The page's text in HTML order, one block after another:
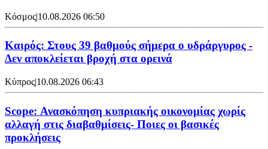
Κόσμος|10.08.2026 06:50
Καιρός: Στους 39 βαθμούς σήμερα ο υδράργυρος -
Δεν αποκλείεται βροχή στα ορεινά
Κύπρος|10.08.2026 06:43
Scope: Ανασκόπηση κυπριακής οικονομίας χωρίς
αλλαγή στις διαβαθμίσεις- Ποιες οι βασικές
προκλήσεις